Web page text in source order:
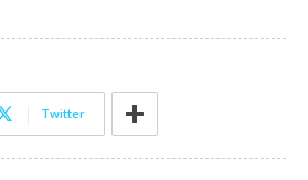
Twitter